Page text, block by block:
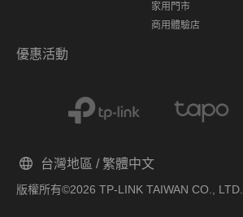
家用門市
商用體驗店
優惠活動
版權所有©2026 TP-LINK TAIWAN CO.,
台灣地區 / 繁體中文